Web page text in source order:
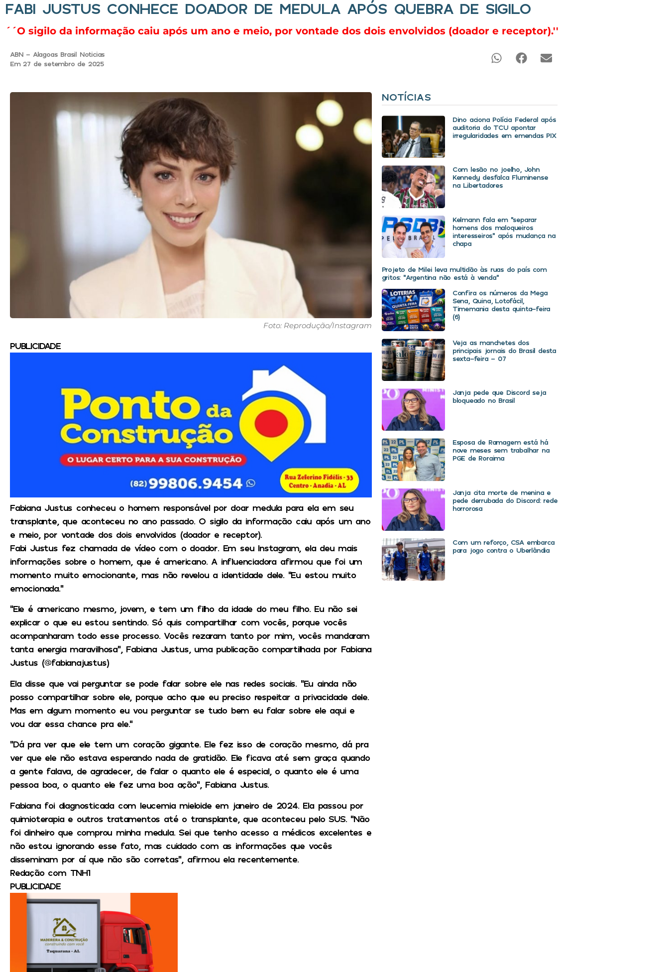
FABI JUSTUS CONHECE DOADOR DE MEDULA APÓS QUEBRA DE SIGILO
´´O sigilo da informação caiu após um ano e meio, por vontade dos dois envolvidos (doador e receptor).''
ABN - Alagoas Brasil Noticias
Em 27 de setembro de 2025
Foto: Reprodução/Instagram
PUBLICIDADE
Fabiana Justus conheceu o homem responsável por doar medula para ela em seu
transplante, que aconteceu no ano passado. O sigilo da informação caiu após um ano
e meio, por vontade dos dois envolvidos (doador e receptor).
Fabi Justus fez chamada de vídeo com o doador. Em seu Instagram, ela deu mais
informações sobre o homem, que é americano. A influenciadora afirmou que foi um
momento muito emocionante, mas não revelou a identidade dele. “Eu estou muito
emocionada.”
“Ele é americano mesmo, jovem, e tem um filho da idade do meu filho. Eu não sei
explicar o que eu estou sentindo. Só quis compartilhar com vocês, porque vocês
acompanharam todo esse processo. Vocês rezaram tanto por mim, vocês mandaram
tanta energia maravilhosa”, Fabiana Justus, uma publicação compartilhada por Fabiana
Justus (@fabianajustus)
Ela disse que vai perguntar se pode falar sobre ele nas redes sociais. “Eu ainda não
posso compartilhar sobre ele, porque acho que eu preciso respeitar a privacidade dele.
Mas em algum momento eu vou perguntar se tudo bem eu falar sobre ele aqui e
vou dar essa chance pra ele.”
“Dá pra ver que ele tem um coração gigante. Ele fez isso de coração mesmo, dá pra
ver que ele não estava esperando nada de gratidão. Ele ficava até sem graça quando
a gente falava, de agradecer, de falar o quanto ele é especial, o quanto ele é uma
pessoa boa, o quanto ele fez uma boa ação”, Fabiana Justus.
Fabiana foi diagnosticada com leucemia mieloide em janeiro de 2024. Ela passou por
quimioterapia e outros tratamentos até o transplante, que aconteceu pelo SUS. “Não
foi dinheiro que comprou minha medula. Sei que tenho acesso a médicos excelentes e
não estou ignorando esse fato, mas cuidado com as informações que vocês
disseminam por aí que não são corretas”, afirmou ela recentemente.
Redação com TNH1
PUBLICIDADE
NOTÍCIAS
Dino aciona Polícia Federal após
auditoria do TCU apontar
irregularidades em emendas PIX
Com lesão no joelho, John
Kennedy desfalca Fluminense
na Libertadores
Kelmann fala em “separar
homens dos maloqueiros
interesseiros” após mudança na
chapa
Projeto de Milei leva multidão às ruas do país com
gritos: “Argentina não está à venda”
Confira os números da Mega
Sena, Quina, Lotofácil,
Timemania desta quinta-feira
(6)
Veja as manchetes dos
principais jornais do Brasil desta
sexta-feira – 07
Janja pede que Discord seja
bloqueado no Brasil
Esposa de Ramagem está há
nove meses sem trabalhar na
PGE de Roraima
Janja cita morte de menina e
pede derrubada do Discord: rede
horrorosa
Com um reforço, CSA embarca
para jogo contra o Uberlândia